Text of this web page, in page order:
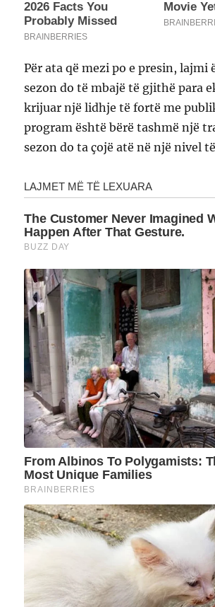
Për ata që mezi po e presin, lajmi
sezon do të mbajë të gjithë para
krijuar një lidhje të fortë me
program është bërë tashmë një
sezon do ta çojë atë në një nivel